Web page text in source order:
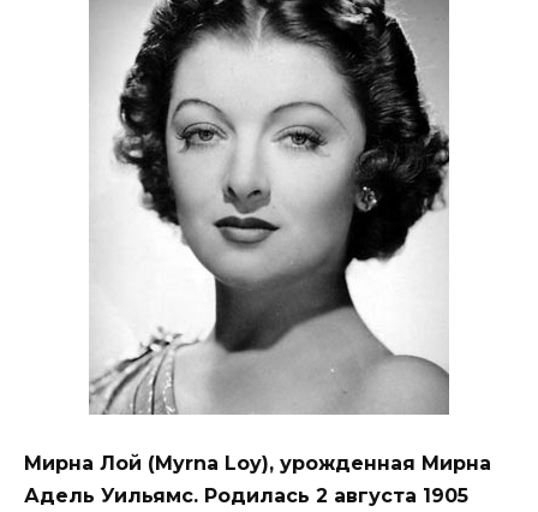
Мирна Лой (Myrna Loy), урожденная Мирна
Адель Уильямс. Родилась 2 августа 1905